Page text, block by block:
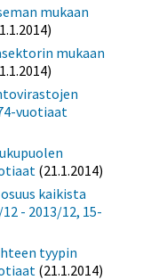
mukaan
mukaan
vuotiaat
(21.1.2014)
kaikista
- 2013/12, 15-
tyypin
(21.1.2014)